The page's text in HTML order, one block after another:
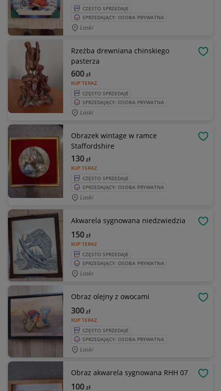
CZĘSTO SPRZEDAJE
SPRZEDAJĄCY: OSOBA PRYWATNA
Laski
Rzeżba drewniana chinskiego
pasterza
KUP TERAZ
600zł
CZĘSTO SPRZEDAJE
SPRZEDAJĄCY: OSOBA PRYWATNA
Laski
Obrazek wintage w ramce
Staffordshire
KUP TERAZ
130zł
CZĘSTO SPRZEDAJE
SPRZEDAJĄCY: OSOBA PRYWATNA
Laski
Akwarela sygnowana niedzwiedzia
KUP TERAZ
150zł
CZĘSTO SPRZEDAJE
SPRZEDAJĄCY: OSOBA PRYWATNA
Laski
Obraz olejny z owocami
KUP TERAZ
300zł
CZĘSTO SPRZEDAJE
SPRZEDAJĄCY: OSOBA PRYWATNA
Laski
Obraz akwarela sygnowana RHH 07
100zł